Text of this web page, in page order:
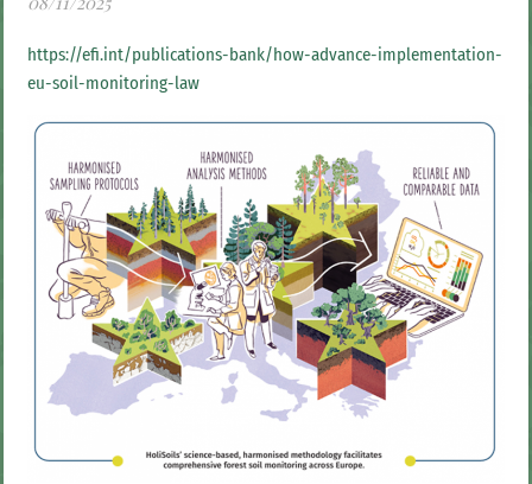
https://efi.int/publications-bank/how-advance-implementation-
eu-soil-monitoring-law